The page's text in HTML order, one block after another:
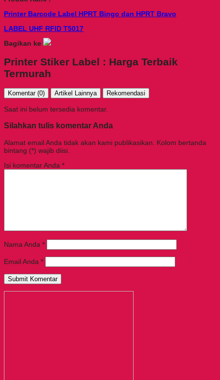
Printer Barcode Label HPRT Bingo dan HPRT Bravo
LABEL UHF RFID T5017
Bagikan ke
Printer Stiker Label : Harga Terbaik
Termurah
Komentar (0) Artikel Lainnya Rekomendasi
Saat ini belum tersedia komentar.
Silahkan tulis komentar Anda
Alamat email Anda tidak akan kami publikasikan. Kolom bertanda
bintang (*) wajib diisi.
Isi komentar Anda *
Nama Anda *
Email Anda *